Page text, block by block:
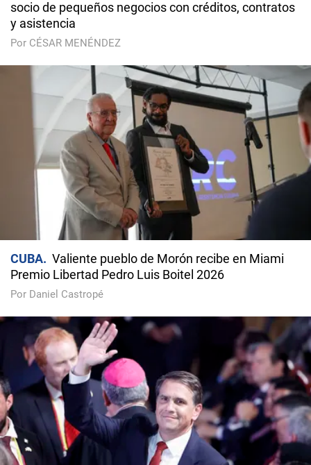
socio de pequeños negocios con créditos, contratos
y asistencia
Por CÉSAR MENÉNDEZ
CUBA
Valiente pueblo de Morón recibe en Miami
Premio Libertad Pedro Luis Boitel 2026
Por Daniel Castropé